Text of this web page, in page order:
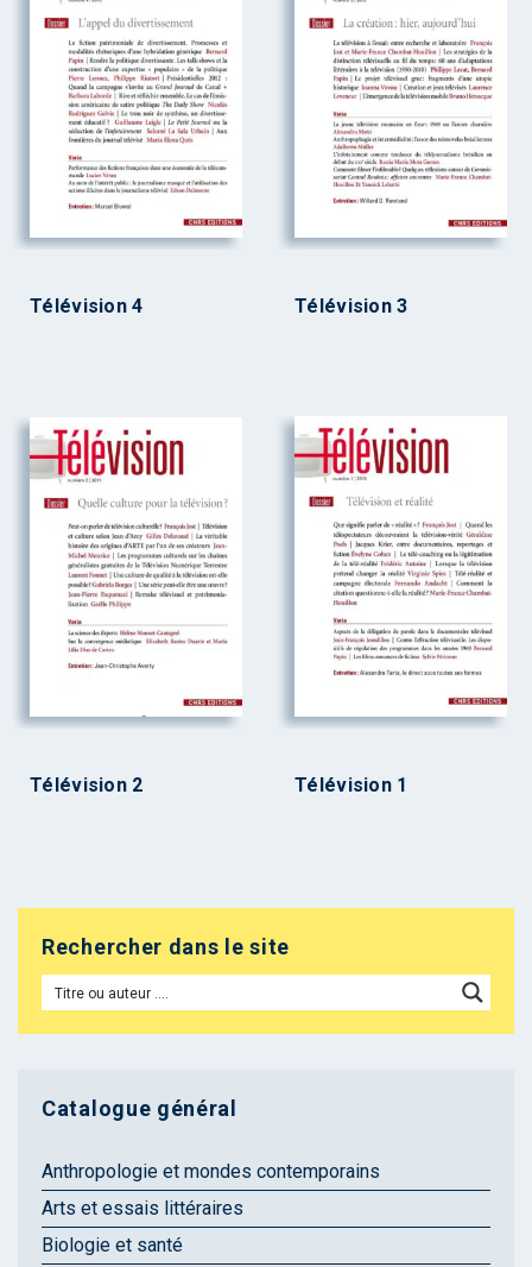
Télévision 4 Télévision 3
Télévision 2 Télévision 1
Rechercher dans le site
Catalogue général
Anthropologie et mondes contemporains
Arts et essais littéraires
Biologie et santé